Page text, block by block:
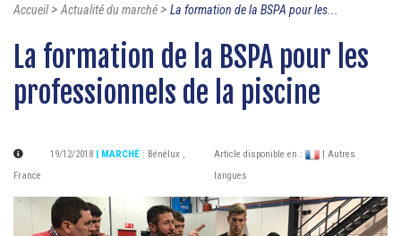
Accueil>Actualité du marché> La formation de la BSPA pour les...
La formation de la BSPA pour les
professionnels de la piscine
19/12/2018 | MARCHÉ : Bénélux ,
France
Article disponible en :
| Autres
langues